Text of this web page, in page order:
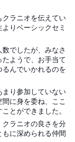
ラニオを伝えてい
りベーシックセミ
でしたが、みなさ
ようで、お手当て
んでいかれるのを
り参加していない
に身を委ね、ここ
とができました。
ラニオの良さを分
に深められる仲間